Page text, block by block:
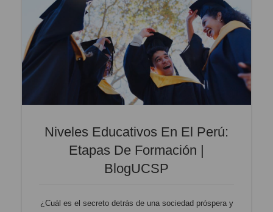
Niveles Educativos En El Perú:
Etapas De Formación |
BlogUCSP
¿Cuál es el secreto detrás de una sociedad próspera y